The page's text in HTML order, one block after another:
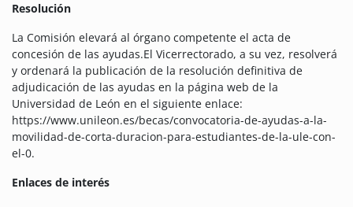
Resolución
La Comisión elevará al órgano competente el acta de
concesión de las ayudas.El Vicerrectorado, a su vez, resolverá
y ordenará la publicación de la resolución definitiva de
adjudicación de las ayudas en la página web de la
Universidad de León en el siguiente enlace:
https://www.unileon.es/becas/convocatoria-de-ayudas-a-la-
movilidad-de-corta-duracion-para-estudiantes-de-la-ule-con-
el-0.
Enlaces de interés